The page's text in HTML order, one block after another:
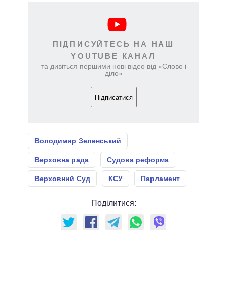
ПІДПИСУЙТЕСЬ НА НАШ
YOUTUBE КАНАЛ
та дивіться першими нові відео від «Слово і
діло»
Підписатися
Володимир Зеленський
Верховна рада Судова реформа
Верховний Суд КСУ Парламент
Поділитися: